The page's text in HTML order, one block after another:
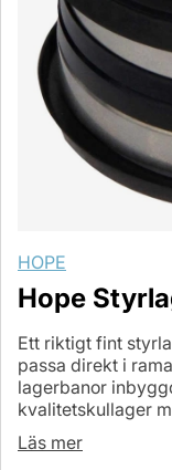
HOPE
Hope
Ett riktigt fint
passa direkt i
lagerbanor
kvalitetskullager
Läs mer